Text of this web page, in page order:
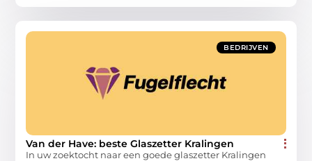
BEDRIJVEN
Van der Have: beste Glaszetter Kralingen
In uw zoektocht naar een goede glaszetter Kralingen